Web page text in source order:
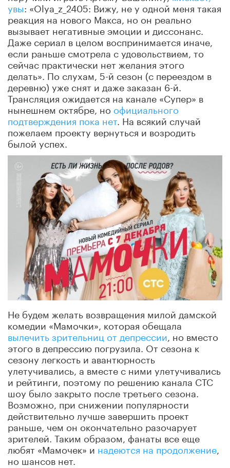
увы: «Olya_z_2405: Вижу, не у одной меня такая
реакция на нового Макса, но он реально
вызывает негативные эмоции и диссонанс.
Даже сериал в целом воспринимается иначе,
если раньше смотрела с удовольствием, то
сейчас практически нет желания этого
делать». По слухам, 5-й сезон (с переездом в
деревню) уже снят и даже заказан 6-й.
Трансляция ожидается на канале «Супер» в
нынешнем октябре, но официального
подтверждения пока нет. На всякий случай
пожелаем проекту вернуться и возродить
былой успех.
Не будем желать возвращения милой дамской
комедии «Мамочки», которая обещала
вылечить зрительниц от депрессии , но вместо
этого в депрессию погрузила. От сезона к
сезону легкость и авантюрность
улетучивались, а вместе с ними улетучивались
и рейтинги, поэтому по решению канала СТС
шоу было закрыто после третьего сезона.
Возможно, при снижении популярности
действительно лучше завершить проект
раньше, чем он окончательно разочарует
зрителей. Таким образом, фанаты все еще
любят «Мамочек» инадеются на продолжение
но шансов нет.